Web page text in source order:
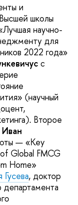
и
школы
научно-
для
2022 года»
с
(научный
Второе
Иван
— «Key
Global FMCG
Home»
Гусева, доктор
департамента